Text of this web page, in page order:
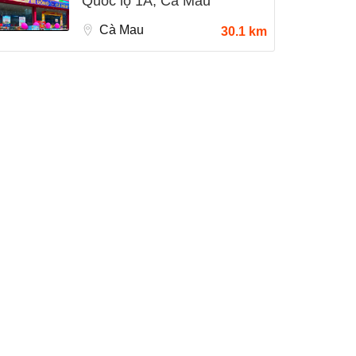
Cà Mau 30.1 km